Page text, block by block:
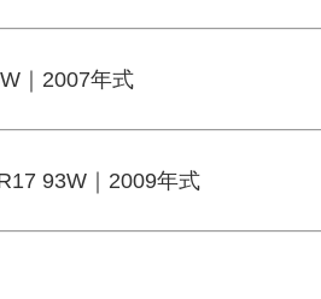
｜2007年式
93W｜2009年式